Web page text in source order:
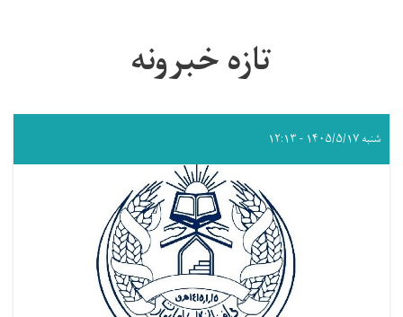
تازه خبرونه
شنبه ۱۴۰۵/۵/۱۷ - ۱۲:۱۳